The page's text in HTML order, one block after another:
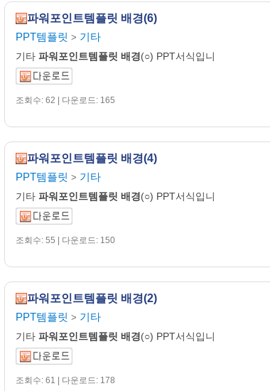
파워포인트템플릿 배경(6)
PPT템플릿 > 기타
기타 파워포인트템플릿 배경(○) PPT서식입니
조회수: 62 | 다운로드: 165
파워포인트템플릿 배경(4)
PPT템플릿 > 기타
기타 파워포인트템플릿 배경(○) PPT서식입니
조회수: 55 | 다운로드: 150
파워포인트템플릿 배경(2)
PPT템플릿 > 기타
기타 파워포인트템플릿 배경(○) PPT서식입니
조회수: 61 | 다운로드: 178